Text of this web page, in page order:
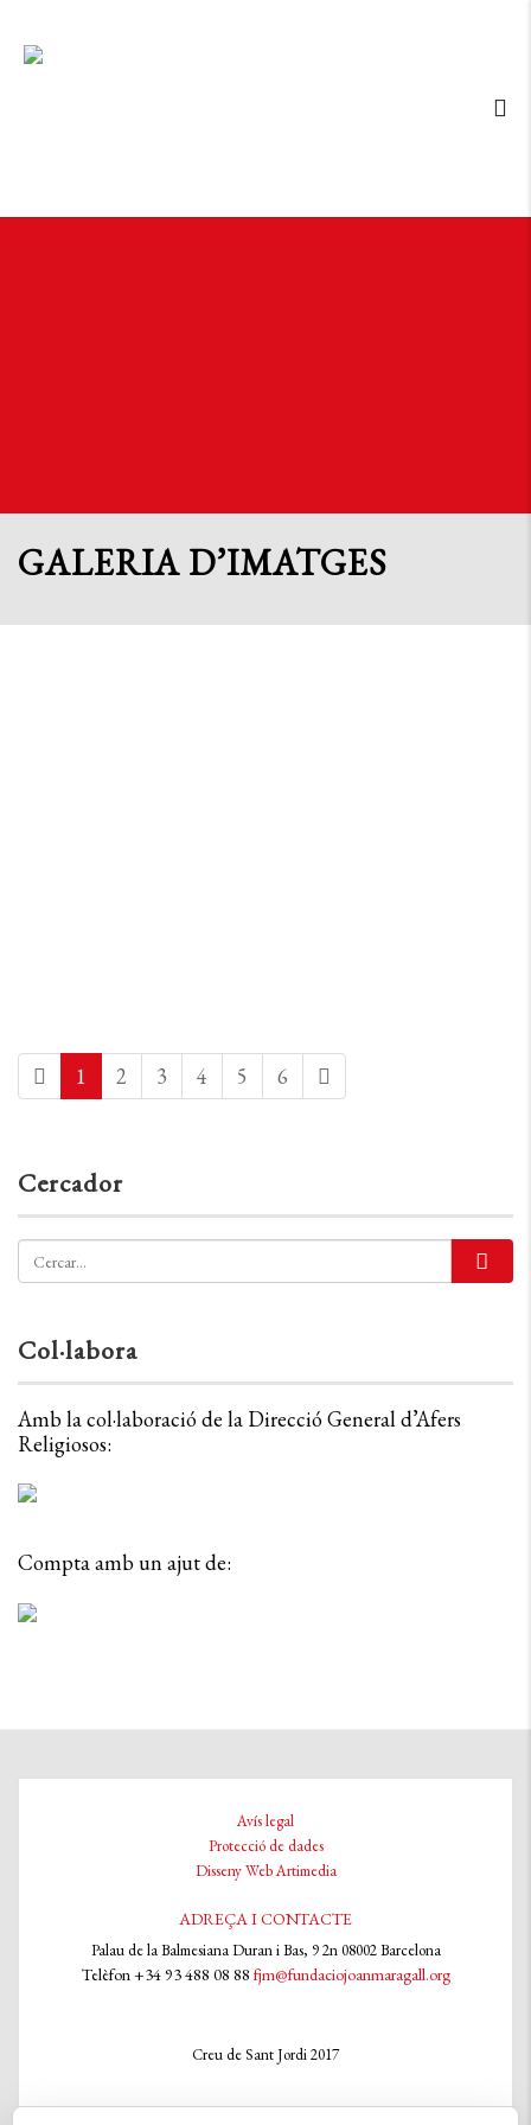
GALERIA D’IMATGES
1 2 3 4 5 6
Cercador
Col·labora
Amb la col·laboració de la Direcció General d’Afers
Religiosos:
Compta amb un ajut de:
Avís legal
Protecció de dades
Disseny Web Artimedia
ADREÇA I CONTACTE
Palau de la Balmesiana Duran i Bas, 9 2n 08002 Barcelona
Telèfon +34 93 488 08 88 fjm@fundaciojoanmaragall.org
Creu de Sant Jordi 2017